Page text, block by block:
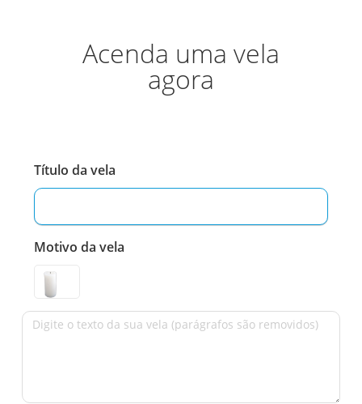
Acenda uma vela
agora
Título da vela
Motivo da vela